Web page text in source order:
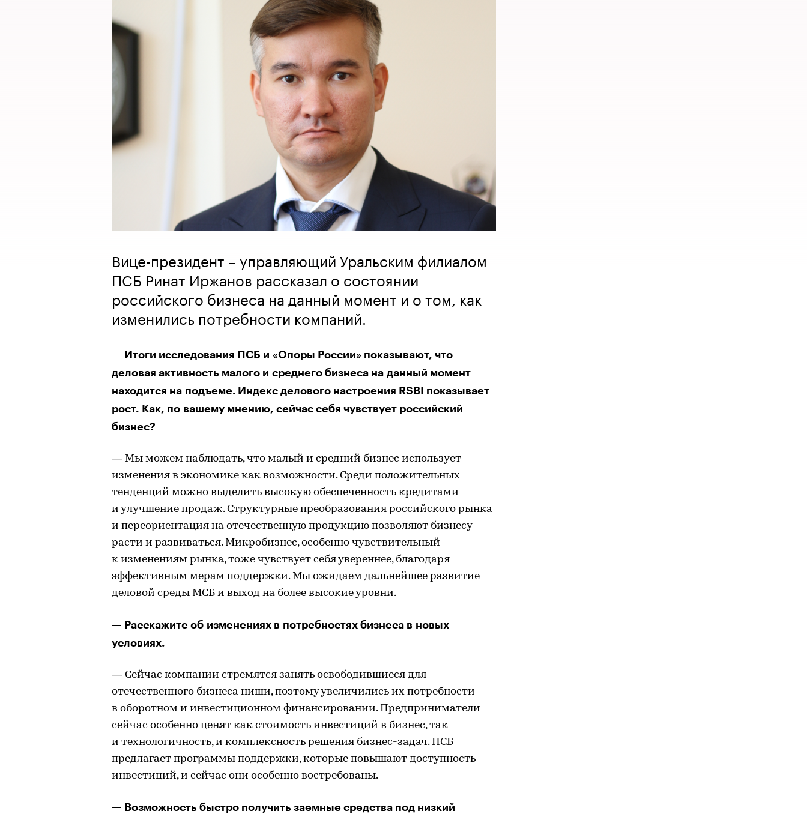
Вице-президент – управляющий Уральским филиалом
ПСБ Ринат Иржанов рассказал о состоянии
российского бизнеса на данный момент и о том, как
изменились потребности компаний.
— Итоги исследования ПСБ и «Опоры России» показывают, что
деловая активность малого и среднего бизнеса на данный момент
находится на подъеме. Индекс делового настроения RSBI показывает
рост. Как, по вашему мнению, сейчас себя чувствует российский
бизнес?
— Мы можем наблюдать, что малый и средний бизнес использует
изменения в экономике как возможности. Среди положительных
тенденций можно выделить высокую обеспеченность кредитами
и улучшение продаж. Структурные преобразования российского рынка
и переориентация на отечественную продукцию позволяют бизнесу
расти и развиваться. Микробизнес, особенно чувствительный
к изменениям рынка, тоже чувствует себя увереннее, благодаря
эффективным мерам поддержки. Мы ожидаем дальнейшее развитие
деловой среды МСБ и выход на более высокие уровни.
— Расскажите об изменениях в потребностях бизнеса в новых
условиях.
— Сейчас компании стремятся занять освободившиеся для
отечественного бизнеса ниши, поэтому увеличились их потребности
в оборотном и инвестиционном финансировании. Предприниматели
сейчас особенно ценят как стоимость инвестиций в бизнес, так
и технологичность, и комплексность решения бизнес-задач. ПСБ
предлагает программы поддержки, которые повышают доступность
инвестиций, и сейчас они особенно востребованы.
— Возможность быстро получить заемные средства под низкий